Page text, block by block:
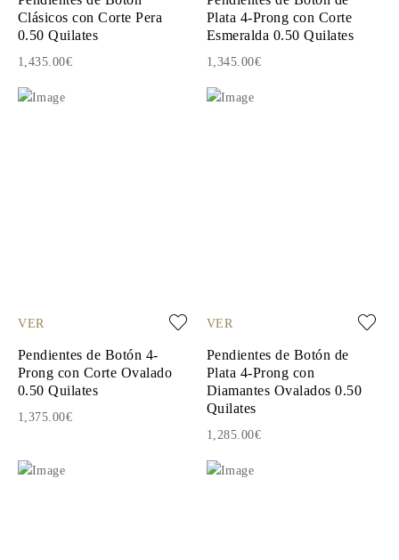
Clásicos con Corte Pera
0.50 Quilates
1,435.00€
Plata 4-Prong con Corte
Esmeralda 0.50 Quilates
1,345.00€
VER
Pendientes de Botón 4-
Prong con Corte Ovalado
0.50 Quilates
1,375.00€
VER
Pendientes de Botón de
Plata 4-Prong con
Diamantes Ovalados 0.50
Quilates
1,285.00€